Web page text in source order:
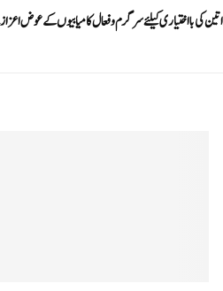
خواتین کی با اختیاری کیلئےسرگرم و فعال کامیابیوں کے عوض